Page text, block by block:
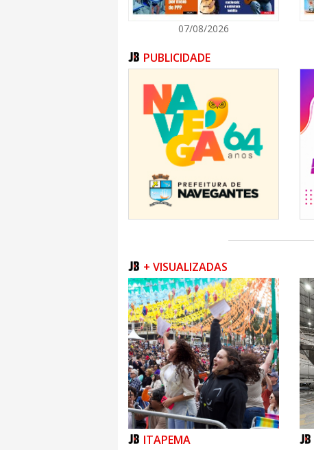
07/08/2026
PUBLICIDADE
+ VISUALIZADAS
ITAPEMA